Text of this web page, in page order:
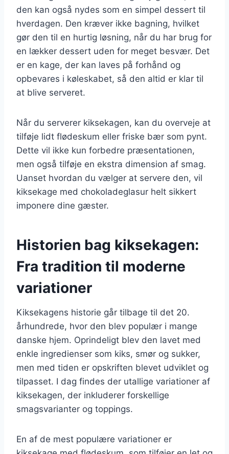
den kan også nydes som en simpel dessert til
hverdagen. Den kræver ikke bagning, hvilket
gør den til en hurtig løsning, når du har brug for
en lækker dessert uden for meget besvær. Det
er en kage, der kan laves på forhånd og
opbevares i køleskabet, så den altid er klar til
at blive serveret.
Når du serverer kiksekagen, kan du overveje at
tilføje lidt flødeskum eller friske bær som pynt.
Dette vil ikke kun forbedre præsentationen,
men også tilføje en ekstra dimension af smag.
Uanset hvordan du vælger at servere den, vil
kiksekage med chokoladeglasur helt sikkert
imponere dine gæster.
Historien bag kiksekagen:
Fra tradition til moderne
variationer
Kiksekagens historie går tilbage til det 20.
århundrede, hvor den blev populær i mange
danske hjem. Oprindeligt blev den lavet med
enkle ingredienser som kiks, smør og sukker,
men med tiden er opskriften blevet udviklet og
tilpasset. I dag findes der utallige variationer af
kiksekagen, der inkluderer forskellige
smagsvarianter og toppings.
En af de mest populære variationer er